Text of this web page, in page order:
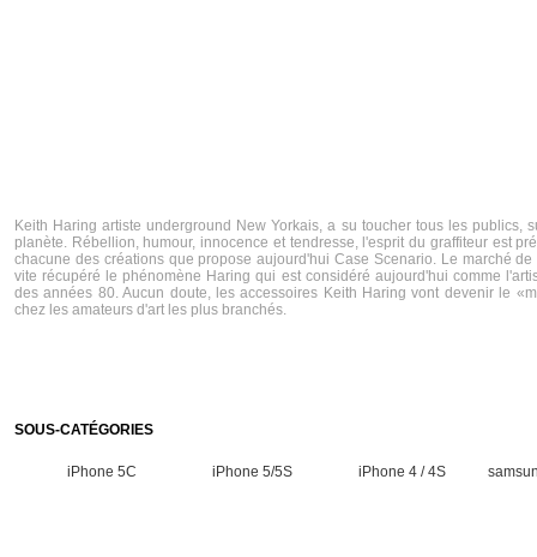
Keith Haring artiste underground New Yorkais, a su toucher tous les publics,
planète. Rébellion, humour, innocence et tendresse, l'esprit du graffiteur est
chacune des créations que propose aujourd'hui Case Scenario. Le marché de
vite récupéré le phénomène Haring qui est considéré aujourd'hui comme
des années 80. Aucun doute, les accessoires Keith Haring vont devenir le
chez les amateurs d'art les plus branchés.
SOUS-CATÉGORIES
iPhone 5C iPhone 5/5S iPhone 4 / 4S